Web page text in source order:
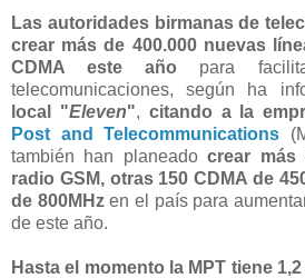
Las autoridades birmanas de
crear más de 400.000 nuevas
CDMA este año para
telecomunicaciones, según ha
local "Eleven", citando a la
Post and Telecommunications
también han planeadocrear más
radio GSM, otras 150 CDMA de
de 800MHzen el país para
de este año.
Hasta el momento la MPT tiene